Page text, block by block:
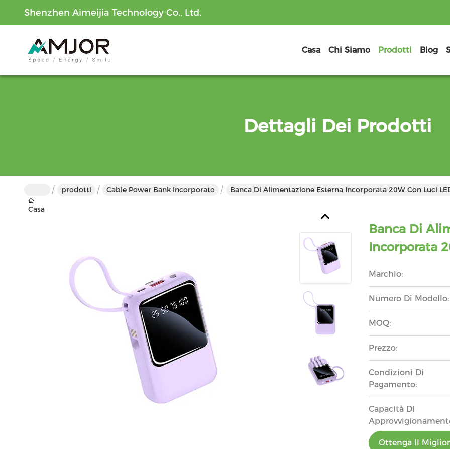
Shenzhen Aimeijia Technology Co., Ltd.
Casa Chi Siamo Prodotti Blog
Dettagli Dei Prodotti
Casa
prodotti Cable Power Bank Incorporato Banca Di Alimentazione Esterna Incorporata 20W Con Luci
Banca Di
Incorporata
Marchio:
Numero Di Modello:
MOQ:
Prezzo:
Condizioni Di
Pagamento:
Capacità Di
Ottenga Il